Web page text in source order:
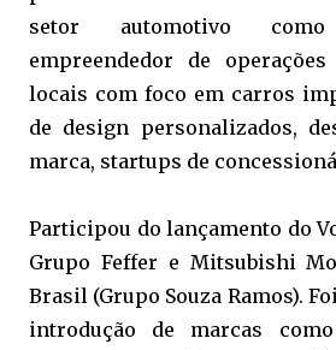
setor automotivo
empreendedor de
locais com foco em carros
de design personalizados,
marca, startups de
Participou do lançamento do
Grupo Feffer e Mitsubishi
Brasil (Grupo Souza Ramos).
introdução de marcas